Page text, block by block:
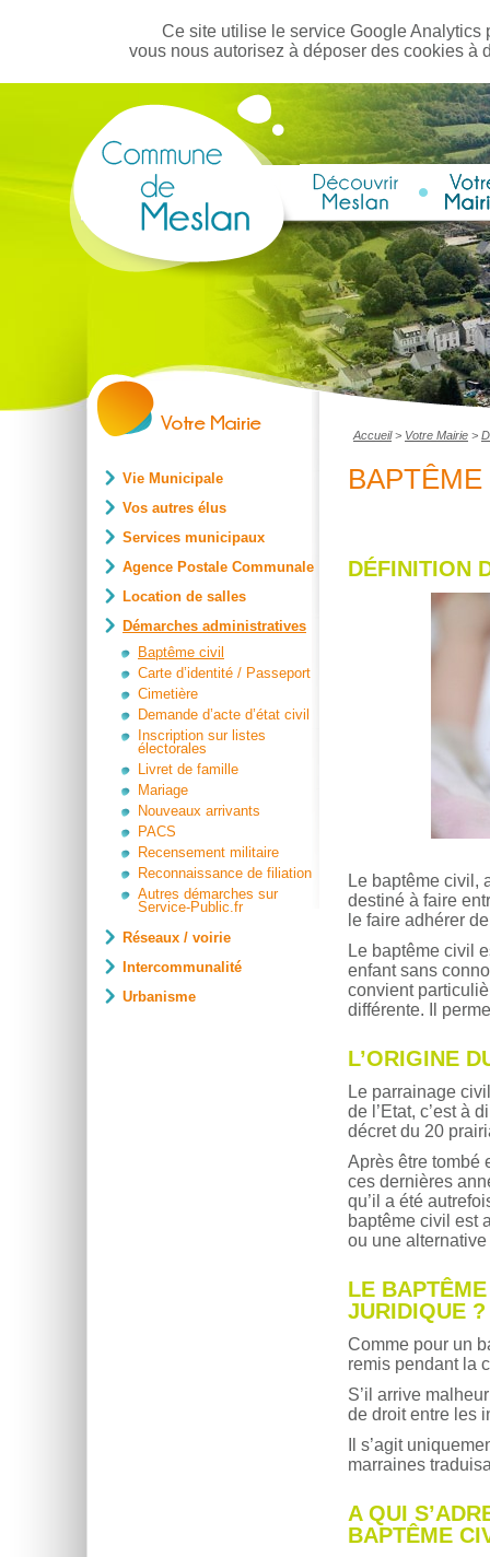
Ce site utilise le service Google
vous nous autorisez à déposer des cookies
Vie Municipale
Vos autres élus
Services municipaux
Agence Postale Communale
Location de salles
Démarches administratives
Baptême civil
Carte d’identité / Passeport
Cimetière
Demande d’acte d’état civil
Inscription sur listes
électorales
Livret de famille
Mariage
Nouveaux arrivants
PACS
Recensement militaire
Reconnaissance de filiation
Autres démarches sur
Service-Public.fr
Réseaux / voirie
Intercommunalité
Urbanisme
Accueil> Votre Mairie >
BAPTÊME
DÉFINITION
Le baptême civil,
destiné à faire
le faire adhérer
Le baptême civil
enfant sans
convient
différente. Il
L’ORIGINE
Le parrainage
de l’Etat, c’est à
décret du 20
Après être tombé
ces dernières
qu’il a été
baptême civil est
ou une
LE
JURIDIQUE ?
Comme pour un
remis pendant la
S’il arrive
de droit entre les
Il s’agit
marraines
A QUI
BAPTÊME